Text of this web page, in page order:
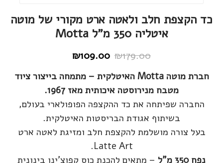
כד הקצפת חלב ולאטה ארט מקורי של מוטה
איטליה 350 מ"ל Motta
₪179.00
המחיר
המקורי
היה:
₪179.00.
₪109.00
המחיר
הנוכחי
הוא:
₪109.00.
חברת מוטה Motta האיטלקית – מתמחה בייצור ציוד
מטבח מנירוסטה איכותית מאז 1967.
החברה שפיתחה את כד ההקצפה הפופולארי בעולם,
בשיתוף אגודת הבריסטות האיטלקית.
בעל צורה מושלמת להקצפת חלב ומזיגת לאטה ארט
Latte Art.
נפח 350 מ"ל
– מתאים להכנת כוס קפוצ'ינו בינונית